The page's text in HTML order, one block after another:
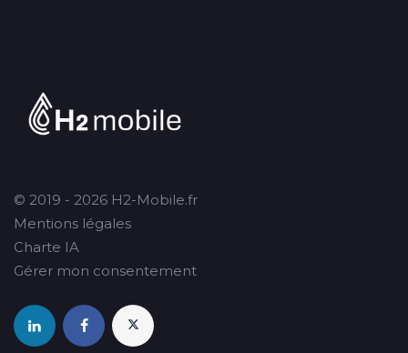
© 2019 - 2026 H2-Mobile.fr
Mentions légales
Charte IA
Gérer mon consentement